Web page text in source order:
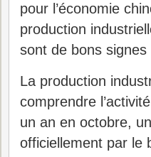
pour l’économie
production
sont de bons
La production
comprendre
un an en octobre,
officiellement par le